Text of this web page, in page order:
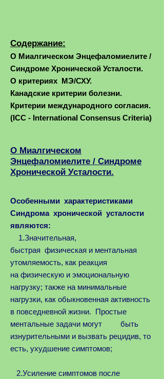
Содержание:
О Миалгическом Энцефаломиелите /
Синдроме Хронической Усталости.
О критериях МЭ/СХУ.
Канадские критерии болезни.
Критерии международного согласия.
(ICC - International Consensus Criteria)
О Миалгическом
Энцефаломиелите / Синдроме
Хронической Усталости.
Особенными характеристиками
Синдрома хронической усталости
являются:
1.Значительная,
быстрая физическая и ментальная
утомляемость, как реакция
на физическую и эмоциональную
нагрузку; также на минимальные
нагрузки, как обыкновенная активность
в повседневной жизни. Простые
ментальные задачи могут быть
изнурительными и вызвать рецидив, то
есть, ухудшение симптомов;
2.Усиление симптомов после